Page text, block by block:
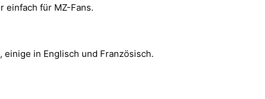
einfach für MZ-Fans.
, einige in Englisch und Französisch.